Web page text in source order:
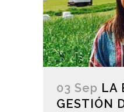
03 Sep LA
GESTIÓN